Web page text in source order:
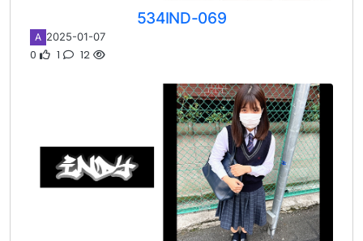
534IND-069
A 2025-01-07
0 1 12